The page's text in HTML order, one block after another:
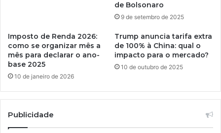
de Bolsonaro
9 de setembro de 2025
Imposto de Renda 2026:
como se organizar mês a
mês para declarar o ano-
base 2025
10 de janeiro de 2026
Trump anuncia tarifa extra
de 100% à China: qual o
impacto para o mercado?
10 de outubro de 2025
Publicidade